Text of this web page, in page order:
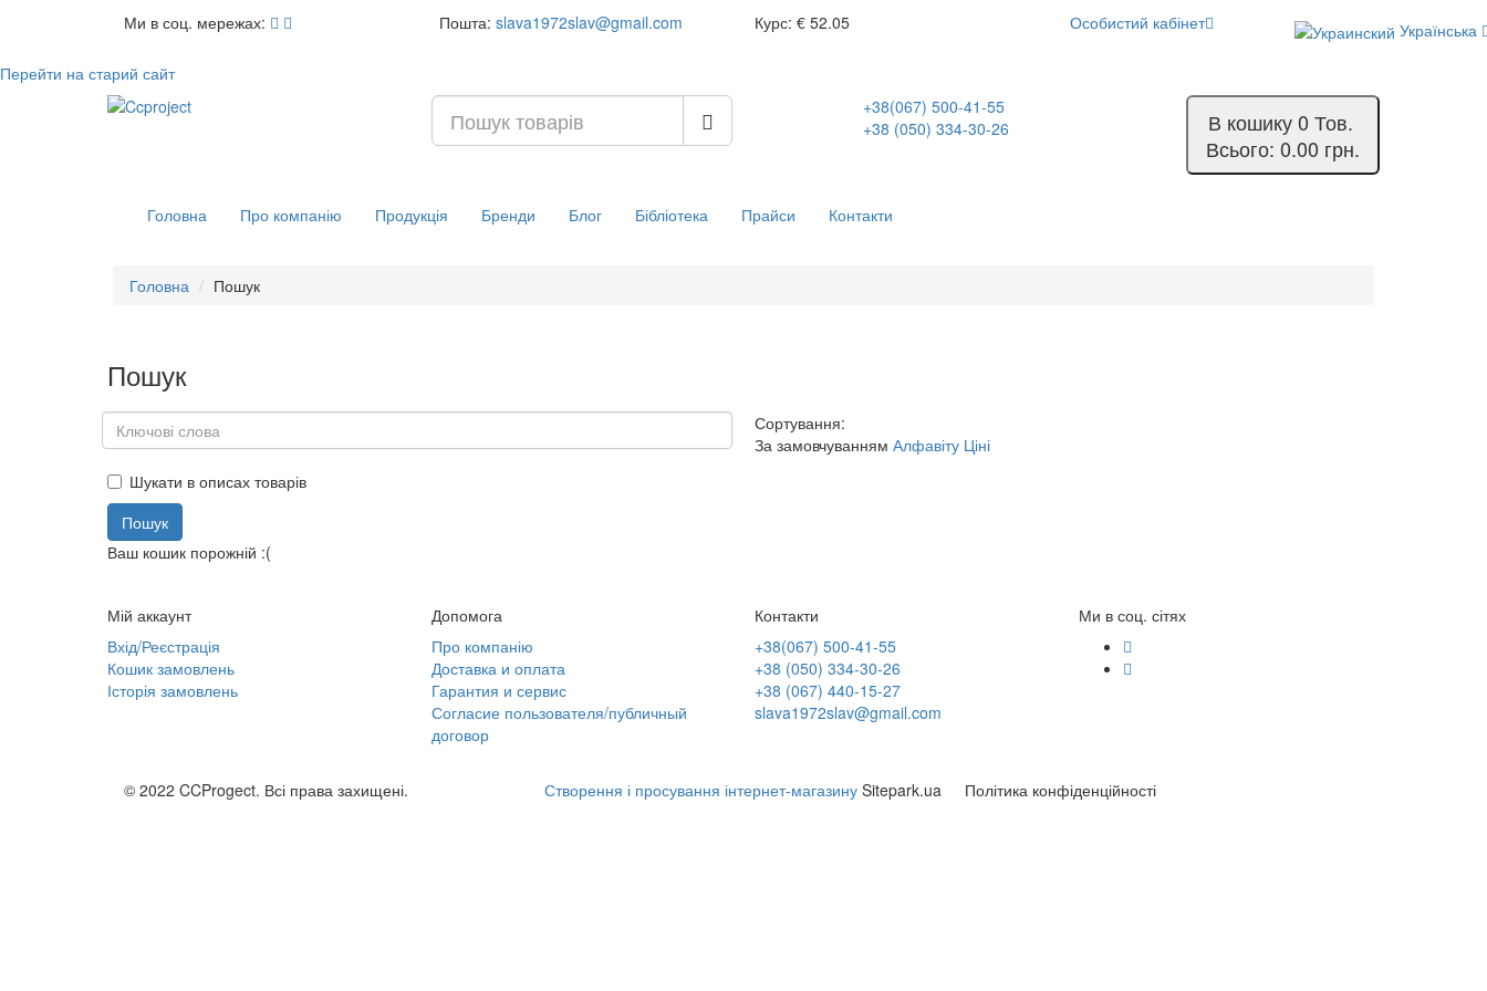
Ми в соц. мережах: Пошта: slava1972slav@gmail.com Курс: € 52.05 Особистий кабінет
Українська
Перейти на старий сайт
+38(067) 500-41-55
+38 (050) 334-30-26
В кошику0 Тов.
Всього: 0.00 грн.
Головна Про компанію Продукція Бренди Блог Бібліотека Прайси Контакти
Головна Пошук
Пошук
Сортування:
За замовчуванням Алфавіту Ціні
Шукати в описах товарів
Ваш кошик порожній :(
Мій аккаунт
Вхід/Реєстрація
Кошик замовлень
Історія замовлень
Допомога
Про компанію
Доставка и оплата
Гарантия и сервис
Согласие пользователя/публичный
договор
Контакти
+38(067) 500-41-55
+38 (050) 334-30-26
+38 (067) 440-15-27
slava1972slav@gmail.com
Ми в соц. сітях
© 2022 CCProgect. Всі права захищені. Створення і просування інтернет-магазину Sitepark.ua Політика конфіденційності